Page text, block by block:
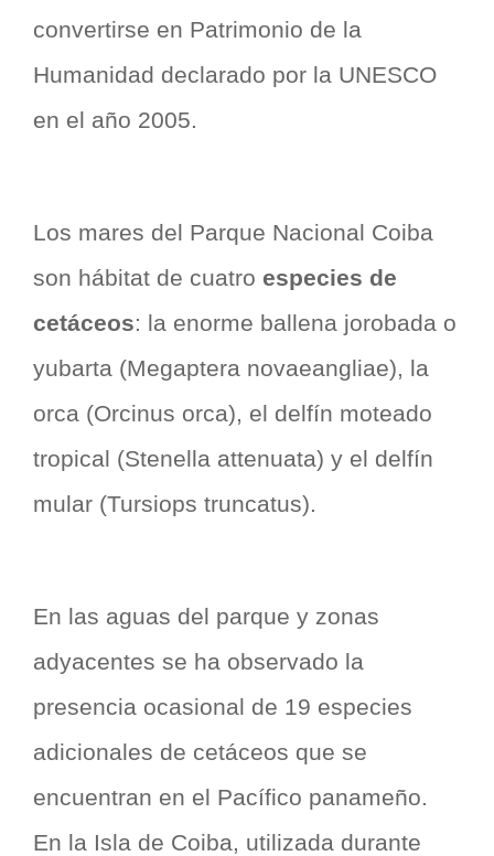
convertirse en Patrimonio de la
Humanidad declarado por la UNESCO
en el año 2005.
Los mares del Parque Nacional Coiba
son hábitat de cuatro especies de
cetáceos: la enorme ballena jorobada o
yubarta (Megaptera novaeangliae), la
orca (Orcinus orca), el delfín moteado
tropical (Stenella attenuata) y el delfín
mular (Tursiops truncatus).
En las aguas del parque y zonas
adyacentes se ha observado la
presencia ocasional de 19 especies
adicionales de cetáceos que se
encuentran en el Pacífico panameño.
En la Isla de Coiba, utilizada durante